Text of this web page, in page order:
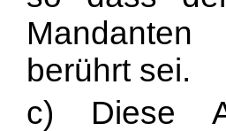
berührt sei.
c) Diese